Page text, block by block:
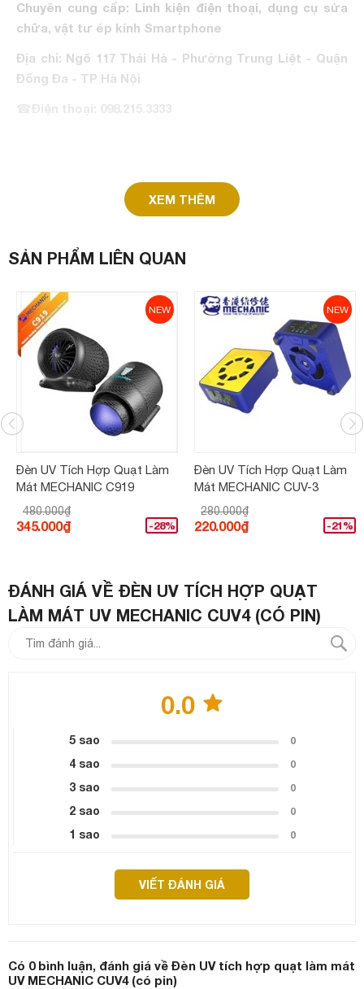
Chuyên cung cấp: Linh kiện điện thoại, dụng cụ sửa
chữa, vật tư ép kính Smartphone
Địa chỉ: Ngõ 117 Thái Hà - Phường Trung Liệt - Quận
Đống Đa - TP Hà Nội
☎ Điện thoại: 098.215.3333
XEM THÊM
SẢN PHẨM LIÊN QUAN
NEW
Đèn UV Tích Hợp Quạt Làm
Mát MECHANIC C919
480.000₫
345.000₫ -28%
NEW
Đèn UV Tích Hợp Quạt Làm
Mát MECHANIC CUV-3
280.000₫
220.000₫ -21%
ĐÁNH GIÁ VỀ ĐÈN UV TÍCH HỢP QUẠT
LÀM MÁT UV MECHANIC CUV4 (CÓ PIN)
0.0
5 sao 0
4 sao 0
3 sao 0
2 sao 0
1 sao 0
VIẾT ĐÁNH GIÁ
Có 0bình luận, đánh giá về Đèn UV tích hợp quạt làm mát
UV MECHANIC CUV4 (có pin)